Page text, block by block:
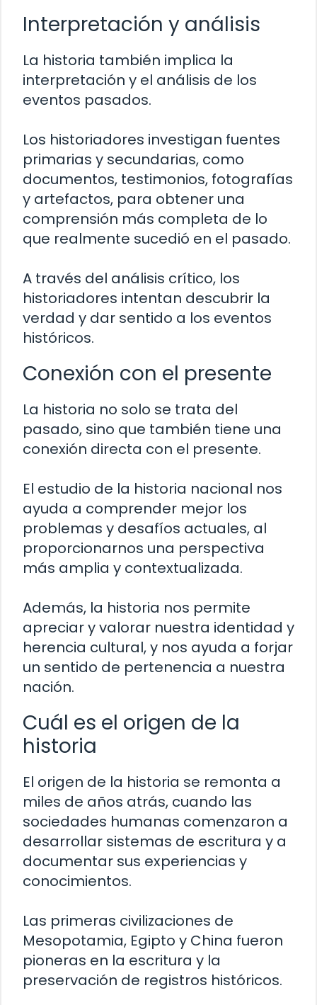
Interpretación y análisis
La historia también implica la
interpretación y el análisis de los
eventos pasados.
Los historiadores investigan fuentes
primarias y secundarias, como
documentos, testimonios, fotografías
y artefactos, para obtener una
comprensión más completa de lo
que realmente sucedió en el pasado.
A través del análisis crítico, los
historiadores intentan descubrir la
verdad y dar sentido a los eventos
históricos.
Conexión con el presente
La historia no solo se trata del
pasado, sino que también tiene una
conexión directa con el presente.
El estudio de la historia nacional nos
ayuda a comprender mejor los
problemas y desafíos actuales, al
proporcionarnos una perspectiva
más amplia y contextualizada.
Además, la historia nos permite
apreciar y valorar nuestra identidad y
herencia cultural, y nos ayuda a forjar
un sentido de pertenencia a nuestra
nación.
Cuál es el origen de la
historia
El origen de la historia se remonta a
miles de años atrás, cuando las
sociedades humanas comenzaron a
desarrollar sistemas de escritura y a
documentar sus experiencias y
conocimientos.
Las primeras civilizaciones de
Mesopotamia, Egipto y China fueron
pioneras en la escritura y la
preservación de registros históricos.